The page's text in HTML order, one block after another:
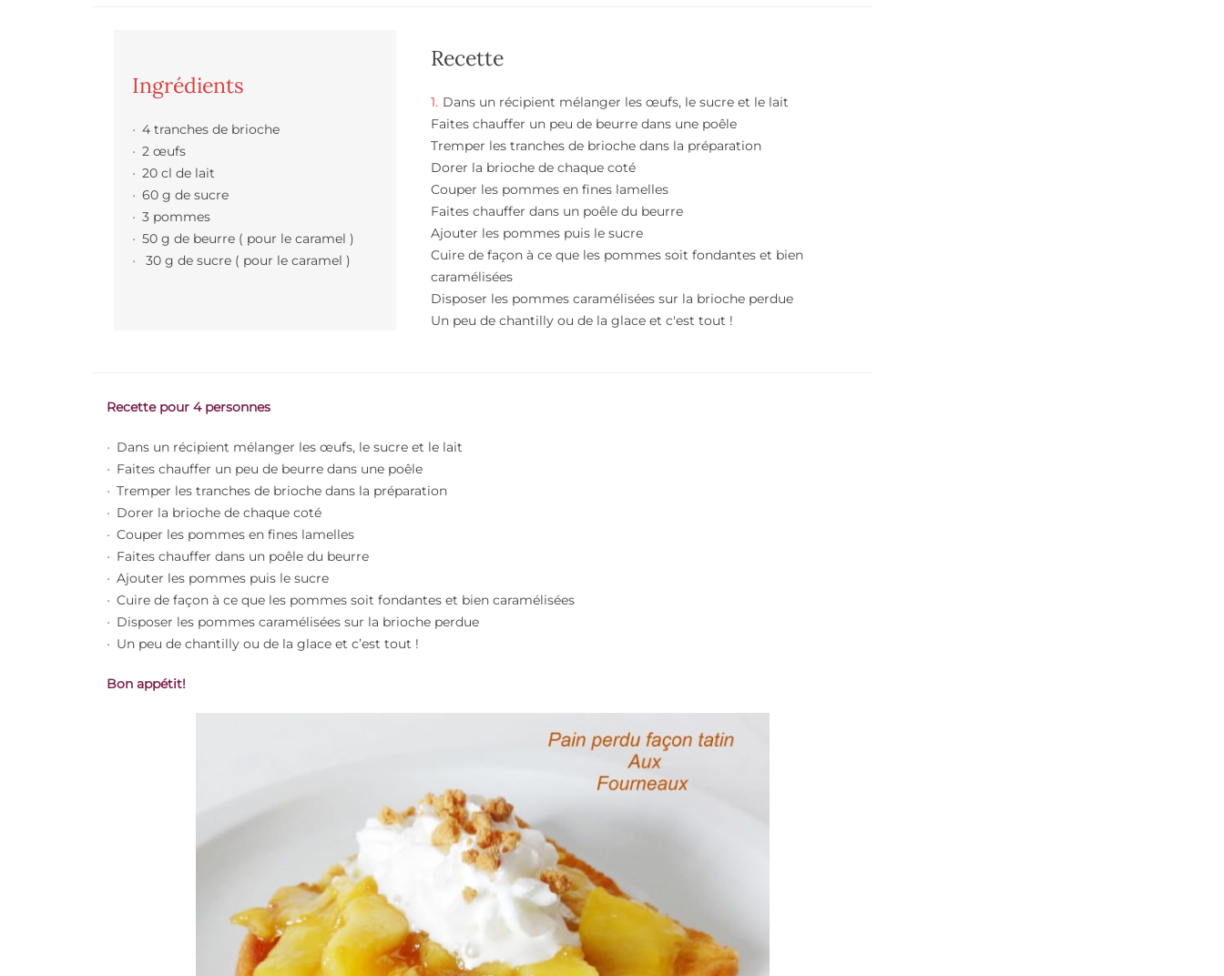
Ingrédients
4 tranches de brioche
2 œufs
20 cl de lait
60 g de sucre
3 pommes
50 g de beurre ( pour le caramel )
30 g de sucre ( pour le caramel )
Recette
Dans un récipient mélanger les œufs, le sucre et le lait
Faites chauffer un peu de beurre dans une poêle
Tremper les tranches de brioche dans la préparation
Dorer la brioche de chaque coté
Couper les pommes en fines lamelles
Faites chauffer dans un poêle du beurre
Ajouter les pommes puis le sucre
Cuire de façon à ce que les pommes soit fondantes et bien
caramélisées
Disposer les pommes caramélisées sur la brioche perdue
Un peu de chantilly ou de la glace et c'est tout !
Recette pour 4 personnes
Dans un récipient mélanger les œufs, le sucre et le lait
Faites chauffer un peu de beurre dans une poêle
Tremper les tranches de brioche dans la préparation
Dorer la brioche de chaque coté
Couper les pommes en fines lamelles
Faites chauffer dans un poêle du beurre
Ajouter les pommes puis le sucre
Cuire de façon à ce que les pommes soit fondantes et bien caramélisées
Disposer les pommes caramélisées sur la brioche perdue
Un peu de chantilly ou de la glace et c’est tout !
Bon appétit!